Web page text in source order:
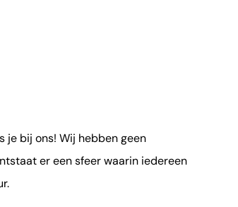
je bij ons! Wij hebben geen
er een sfeer waarin iedereen